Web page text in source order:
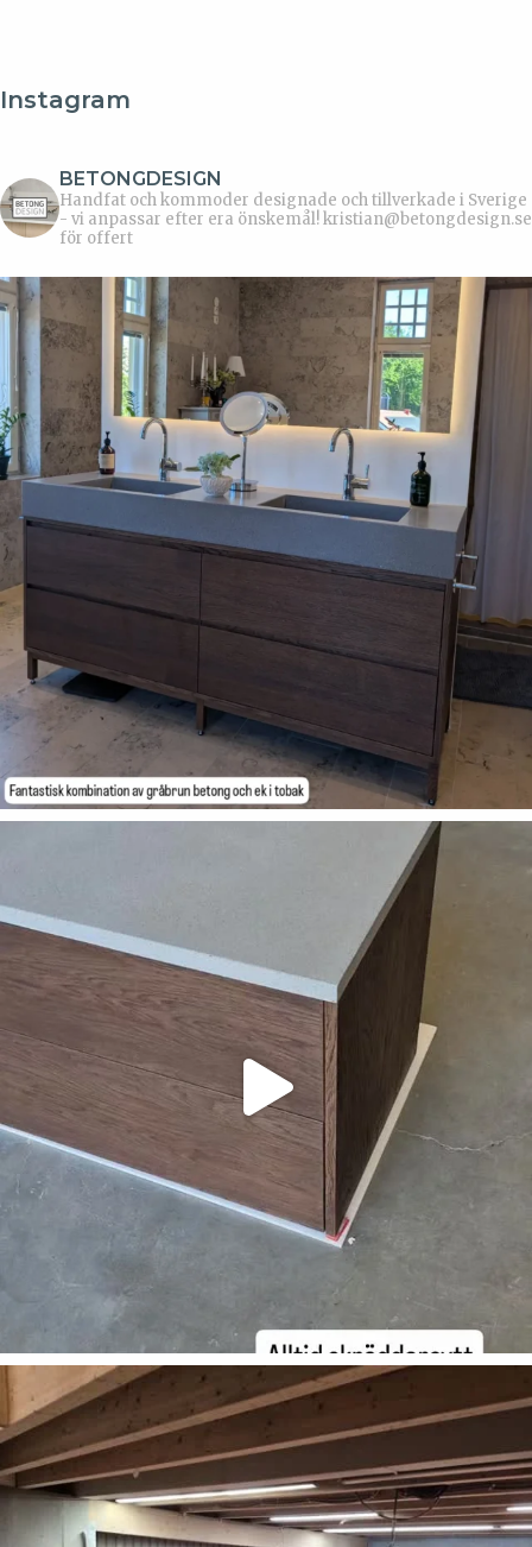
Instagram
BETONGDESIGN
Handfat och kommoder designade och tillverkade i Sverige
- vi anpassar efter era önskemål!kristian@betongdesign.se
för offert